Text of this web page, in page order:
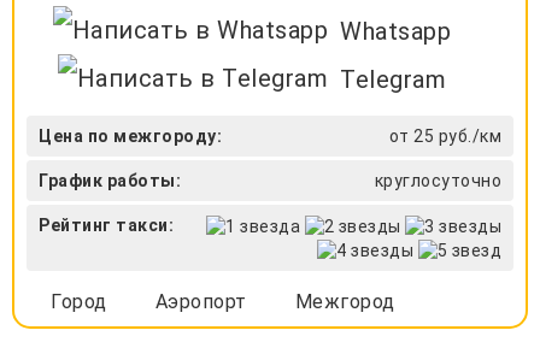
Whatsapp
Telegram
Цена по межгороду: от 25 руб./км
График работы: круглосуточно
Рейтинг такси:
Город Аэропорт Межгород